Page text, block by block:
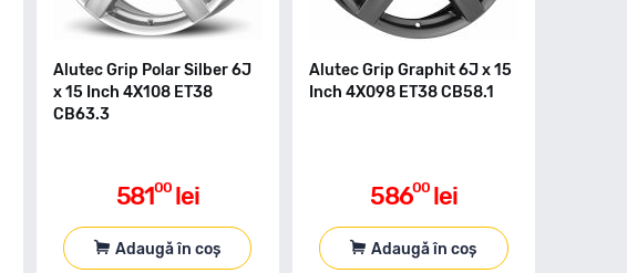
Alutec Grip Polar Silber 6J
x 15 Inch 4X108 ET38
CB63.3
58100 lei
Adaugă în coș
Alutec Grip Graphit 6J x 15
Inch 4X098 ET38 CB58.1
58600 lei
Adaugă în coș